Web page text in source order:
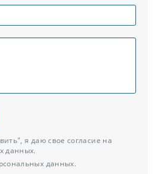
я даю свое согласие на
данных.
данных.